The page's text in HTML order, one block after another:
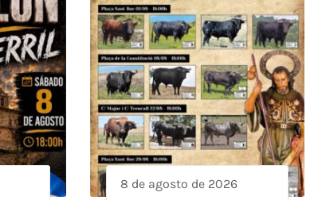
8 de agosto de 2026